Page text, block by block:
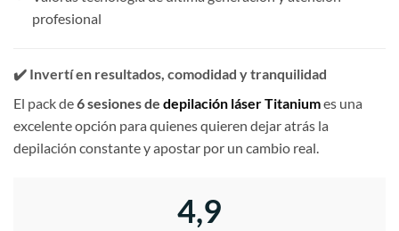
profesional
✔️ Invertí en resultados, comodidad y tranquilidad
El pack de6 sesiones de depilación láser Titaniumes una
excelente opción para quienes quieren dejar atrás la
depilación constante y apostar por un cambio real.
4,9